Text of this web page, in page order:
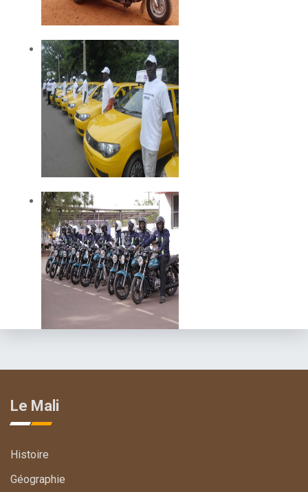
Le Mali
Histoire
Géographie